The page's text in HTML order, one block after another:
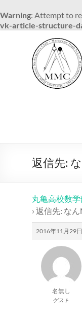
Warning: Attempt to
vk-article-structure-
返信先:
丸亀高校数
› 返信先: な
2016年11月29
名無し
ゲスト